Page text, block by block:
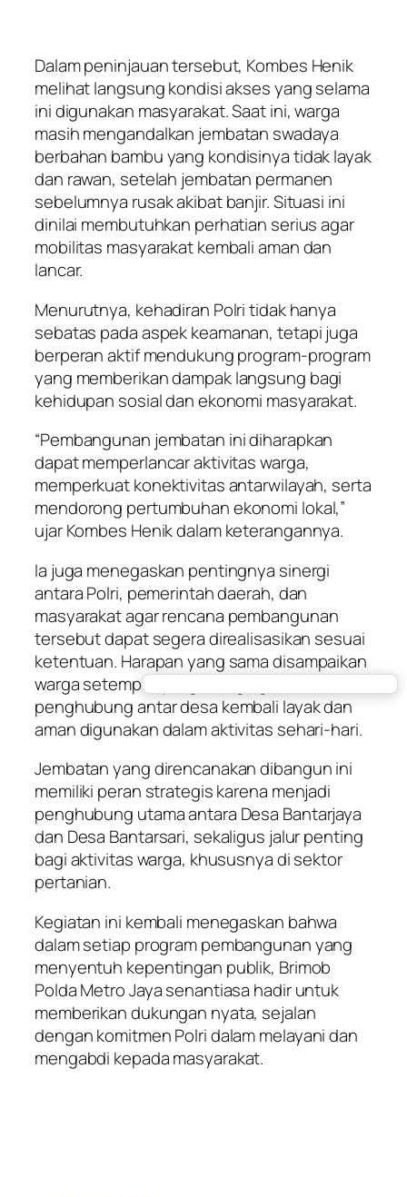
Dalam peninjauan tersebut, Kombes Henik
melihat langsung kondisi akses yang selama
ini digunakan masyarakat. Saat ini, warga
masih mengandalkan jembatan swadaya
berbahan bambu yang kondisinya tidak layak
dan rawan, setelah jembatan permanen
sebelumnya rusak akibat banjir. Situasi ini
dinilai membutuhkan perhatian serius agar
mobilitas masyarakat kembali aman dan
lancar.
Menurutnya, kehadiran Polri tidak hanya
sebatas pada aspek keamanan, tetapi juga
berperan aktif mendukung program-program
yang memberikan dampak langsung bagi
kehidupan sosial dan ekonomi masyarakat.
“Pembangunan jembatan ini diharapkan
dapat memperlancar aktivitas warga,
memperkuat konektivitas antarwilayah, serta
mendorong pertumbuhan ekonomi lokal,”
ujar Kombes Henik dalam keterangannya.
Ia juga menegaskan pentingnya sinergi
antara Polri, pemerintah daerah, dan
masyarakat agar rencana pembangunan
tersebut dapat segera direalisasikan sesuai
ketentuan. Harapan yang sama disampaikan
warga setempat yang menginginkan akses
penghubung antar desa kembali layak dan
aman digunakan dalam aktivitas sehari-hari.
Jembatan yang direncanakan dibangun ini
memiliki peran strategis karena menjadi
penghubung utama antara Desa Bantarjaya
dan Desa Bantarsari, sekaligus jalur penting
bagi aktivitas warga, khususnya di sektor
pertanian.
Kegiatan ini kembali menegaskan bahwa
dalam setiap program pembangunan yang
menyentuh kepentingan publik, Brimob
Polda Metro Jaya senantiasa hadir untuk
memberikan dukungan nyata, sejalan
dengan komitmen Polri dalam melayani dan
mengabdi kepada masyarakat.